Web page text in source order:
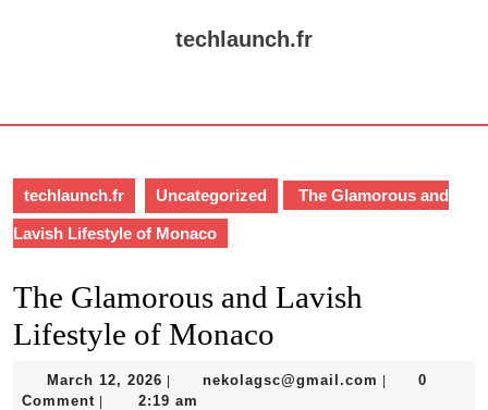
techlaunch.fr
techlaunch.fr Uncategorized The Glamorous and
Lavish Lifestyle of Monaco
The Glamorous and Lavish
Lifestyle of Monaco
March 12, 2026 March
12,
nekolagsc@gmail.com
0
Comment
2:19 am